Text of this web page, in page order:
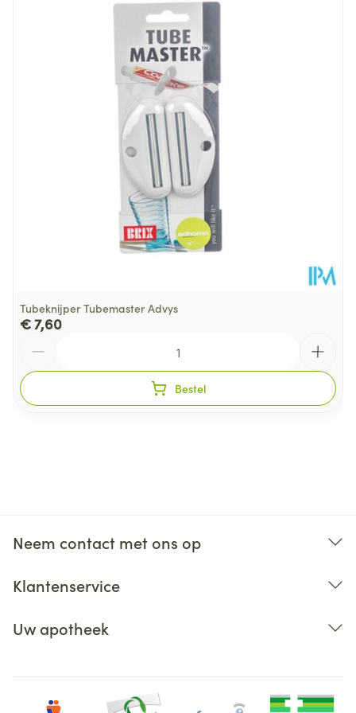
48 mm
Kamertemperatuur (15°C - 25°C)
Tubeknijper Tubemaster Advys
€ 7,60
Bestel
Neem contact met ons op
Klantenservice
Uw apotheek